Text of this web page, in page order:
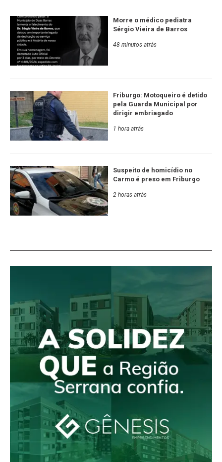
Morre o médico pediatra
Sérgio Vieira de Barros
48 minutos atrás
Friburgo: Motoqueiro é detido
pela Guarda Municipal por
dirigir embriagado
1 hora atrás
Suspeito de homicídio no
Carmo é preso em Friburgo
2 horas atrás